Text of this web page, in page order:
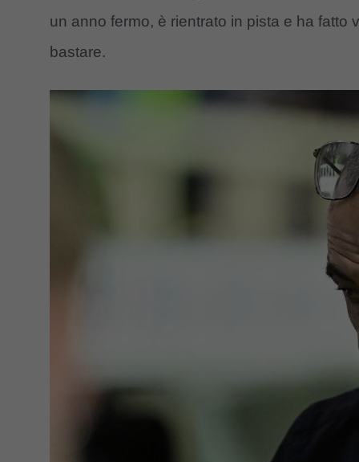
un anno fermo, è rientrato in pista e ha fatto
bastare.